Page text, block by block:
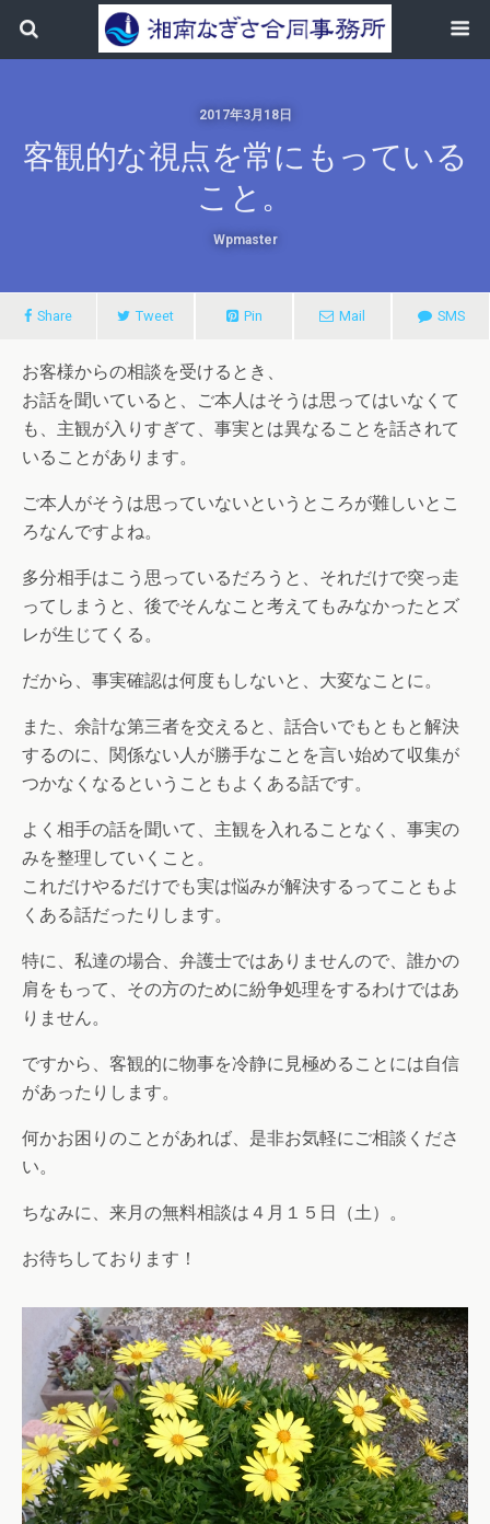
2017年3月18日
客観的な視点を常にもっている
こと。
Wpmaster
Share Tweet Pin Mail SMS
お客様からの相談を受けるとき、
お話を聞いていると、ご本人はそうは思ってはいなくて
も、主観が入りすぎて、事実とは異なることを話されて
いることがあります。
ご本人がそうは思っていないというところが難しいとこ
ろなんですよね。
多分相手はこう思っているだろうと、それだけで突っ走
ってしまうと、後でそんなこと考えてもみなかったとズ
レが生じてくる。
だから、事実確認は何度もしないと、大変なことに。
また、余計な第三者を交えると、話合いでもともと解決
するのに、関係ない人が勝手なことを言い始めて収集が
つかなくなるということもよくある話です。
よく相手の話を聞いて、主観を入れることなく、事実の
みを整理していくこと。
これだけやるだけでも実は悩みが解決するってこともよ
くある話だったりします。
特に、私達の場合、弁護士ではありませんので、誰かの
肩をもって、その方のために紛争処理をするわけではあ
りません。
ですから、客観的に物事を冷静に見極めることには自信
があったりします。
何かお困りのことがあれば、是非お気軽にご相談くださ
い。
ちなみに、来月の無料相談は４月１５日（土）。
お待ちしております！